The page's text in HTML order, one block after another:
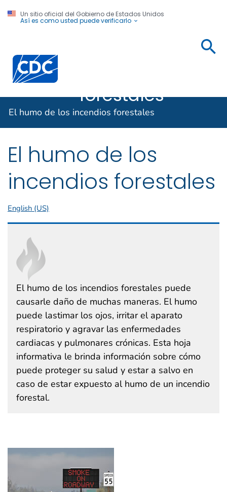
Un sitio oficial del Gobierno de Estados Unidos
Así es como usted puede verificarlo
Centros para el Control y la Prevención de
forestales
El humo de los incendios forestales
El humo de los
incendios forestales
English (US)
El humo de los incendios forestales puede
causarle daño de muchas maneras. El humo
puede lastimar los ojos, irritar el aparato
respiratorio y agravar las enfermedades
cardiacas y pulmonares crónicas. Esta hoja
informativa le brinda información sobre cómo
puede proteger su salud y estar a salvo en
caso de estar expuesto al humo de un incendio
forestal.